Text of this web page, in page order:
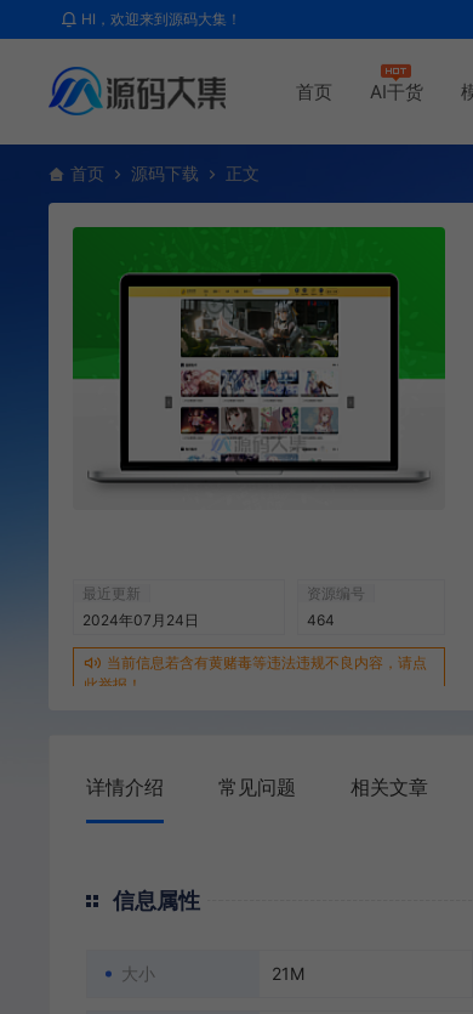
HI，欢迎来到源码大集！
首页 AI干货
首页 源码下载 正文
最近更新
2024年07月24日
资源编号
464
当前信息若含有黄赌毒等违法违规不良内容，请点
此举报！
详情介绍 常见问题 相关文章
信息属性
大小 21M